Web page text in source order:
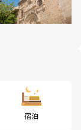
宿泊